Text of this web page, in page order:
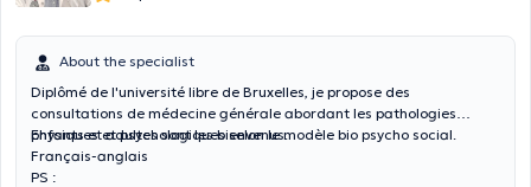
About the specialist
Diplômé de l'université libre de Bruxelles, je propose des
consultations de médecine générale abordant les pathologies
physiques et psychologiques selon le modèle bio psycho social.
Enfants et adultes sont les bienvenus.
Français-anglais
PS :